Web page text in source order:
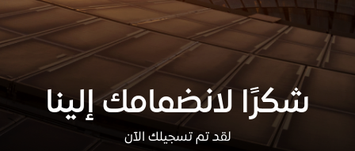
شكرًا لانضمامك إلينا
لقد تم تسجيلك الآن